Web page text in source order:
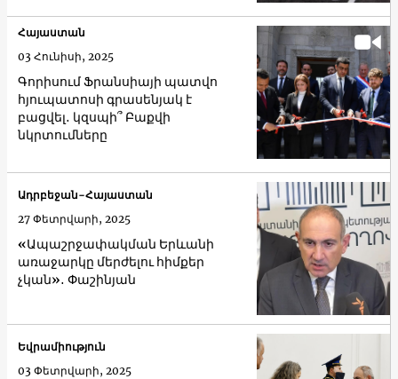
Գորիսում Ֆրանսիայի պատվո
հյուպատոսի գրասենյակ է
բացվել․ կզսպի՞ Բաքվի
նկրտումները
Հայաստան
03 Հունիսի, 2025
«Ապաշրջափակման Երևանի
առաջարկը մերժելու հիմքեր
չկան»․ Փաշինյան
Ադրբեջան-Հայաստան
27 Փետրվարի, 2025
Եվրամիություն
03 Փետրվարի, 2025